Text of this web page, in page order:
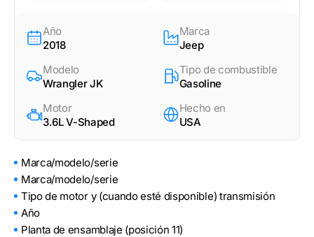
Año
2018
Marca
Jeep
Modelo
Wrangler JK
Tipo de combustible
Gasoline
Motor
3.6L V-Shaped
Hecho en
USA
Marca/modelo/serie
Marca/modelo/serie
Tipo de motor y (cuando esté disponible) transmisión
Año
Planta de ensamblaje (posición 11)